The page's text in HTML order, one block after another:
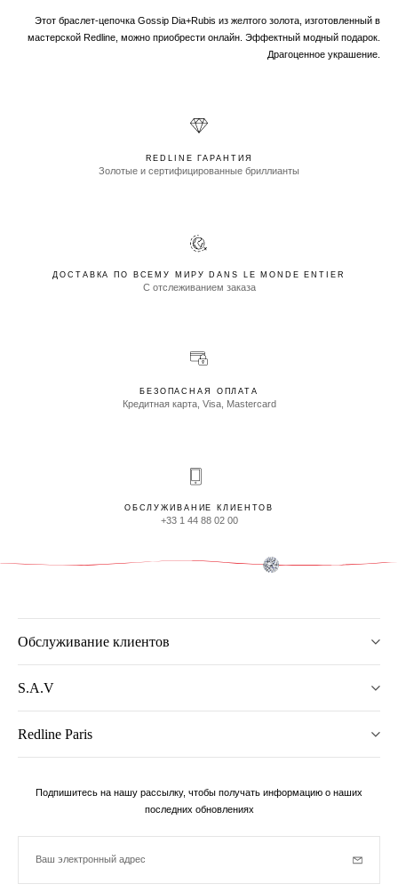
Этот браслет-цепочка Gossip Dia+Rubis из желтого золота, изготовленный в
мастерской Redline, можно приобрести онлайн. Эффектный модный подарок.
Драгоценное украшение.
REDLINE ГАРАНТИЯ
Золотые и сертифицированные бриллианты
ДОСТАВКА ПО ВСЕМУ МИРУ DANS LE MONDE ENTIER
С отслеживанием заказа
БЕЗОПАСНАЯ ОПЛАТА
Кредитная карта, Visa, Mastercard
ОБСЛУЖИВАНИЕ КЛИЕНТОВ
+33 1 44 88 02 00
Обслуживание клиентов
S.A.V
Redline Paris
Подпишитесь на нашу рассылку, чтобы получать информацию о наших
последних обновлениях
Ваш электронный адрес